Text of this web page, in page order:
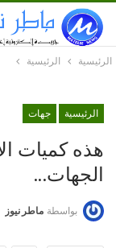
الرئيسية الرئيسية
الرئيسية جهات
هذه كميات
الجهات…
بواسطة ماطر نيوز